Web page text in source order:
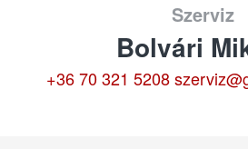
Szerviz
Bolvári
+36 70 321 5208